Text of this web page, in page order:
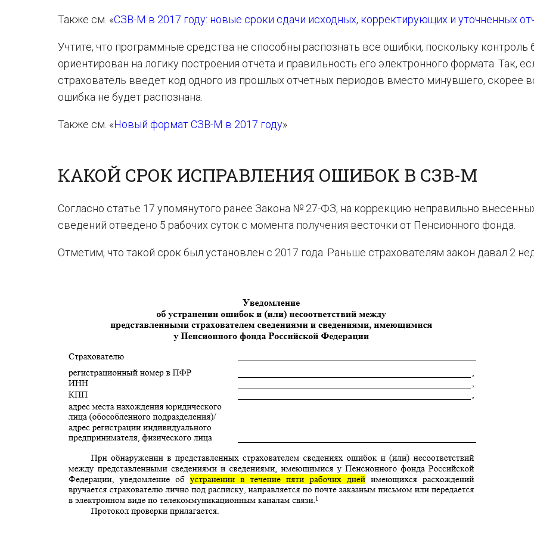
Также см. «СЗВ-М в 2017 году: новые сроки сдачи исходных, корректирующих и уточненных
Учтите, что программные средства не способны распознать все ошибки, поскольку контроль
ориентирован на логику построения отчёта и правильность его электронного формата. Так,
страхователь введет код одного из прошлых отчетных периодов вместо минувшего, скорее
ошибка не будет распознана.
Также см. «Новый формат СЗВ-М в 2017 году»
КАКОЙ СРОК ИСПРАВЛЕНИЯ ОШИБОК В СЗВ-М
Согласно статье 17 упомянутого ранее Закона № 27-ФЗ, на коррекцию неправильно
сведений отведено 5 рабочих суток с момента получения весточки от Пенсионного фонда.
Отметим, что такой срок был установлен с 2017 года. Раньше страхователям закон давал 2